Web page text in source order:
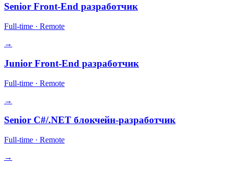
Senior Front-End разработчик
Full-time · Remote
→
Junior Front-End разработчик
Full-time · Remote
→
Senior C#/.NET блокчейн-разработчик
Full-time · Remote
→